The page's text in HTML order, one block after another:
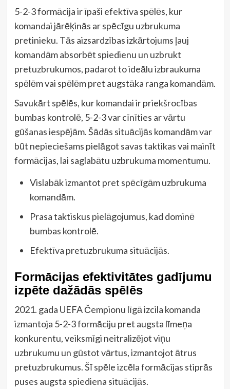
5-2-3 formācija ir īpaši efektīva spēlēs, kur
komandai jārēķinās ar spēcīgu uzbrukuma
pretinieku. Tās aizsardzības izkārtojums ļauj
komandām absorbēt spiedienu un uzbrukt
pretuzbrukumos, padarot to ideālu izbraukuma
spēlēm vai spēlēm pret augstāka ranga komandām.
Savukārt spēlēs, kur komandai ir priekšrocības
bumbas kontrolē, 5-2-3 var cīnīties ar vārtu
gūšanas iespējām. Šādās situācijās komandām var
būt nepieciešams pielāgot savas taktikas vai mainīt
formācijas, lai saglabātu uzbrukuma momentumu.
Vislabāk izmantot pret spēcīgām uzbrukuma
komandām.
Prasa taktiskus pielāgojumus, kad dominē
bumbas kontrolē.
Efektīva pretuzbrukuma situācijās.
Formācijas efektivitātes gadījumu
izpēte dažādās spēlēs
2021. gada UEFA Čempionu līgā izcila komanda
izmantoja 5-2-3 formāciju pret augsta līmeņa
konkurentu, veiksmīgi neitralizējot viņu
uzbrukumu un gūstot vārtus, izmantojot ātrus
pretuzbrukumus. Šī spēle izcēla formācijas stiprās
puses augsta spiediena situācijās.